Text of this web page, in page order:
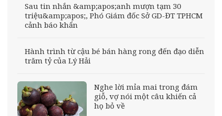
Sau tin nhắn &amp;apos;anh mượn tạm 30
triệu&amp;apos;, Phó Giám đốc Sở GD-ĐT TPHCM
cảnh báo khẩn
Hành trình từ cậu bé bán hàng rong đến đạo diễn
trăm tỷ của Lý Hải
Nghe lời mỉa mai trong đám
giỗ, vợ nói một câu khiến cả
họ bỏ về